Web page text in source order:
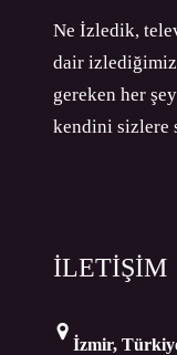
Ne İzledik,
dair
gereken her
kendini sizlere
İLETİŞİM
İzmir,